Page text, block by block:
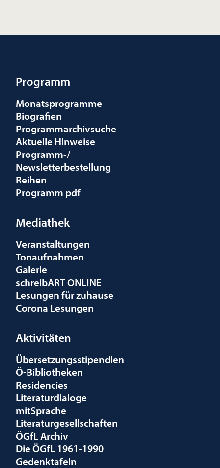
Programm
Monatsprogramme
Biografien
Programmarchivsuche
Aktuelle Hinweise
Programm-/
Newsletterbestellung
Reihen
Programm pdf
Mediathek
Veranstaltungen
Tonaufnahmen
Galerie
schreibART ONLINE
Lesungen für zuhause
Corona Lesungen
Aktivitäten
Übersetzungsstipendien
Ö-Bibliotheken
Residencies
Literaturdialoge
mitSprache
Literaturgesellschaften
ÖGfL Archiv
Die ÖGfL 1961-1990
Gedenktafeln